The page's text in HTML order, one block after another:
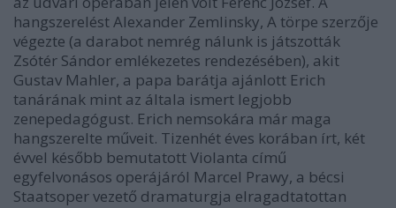
hangszerelést Alexander Zemlinsky, A törpe szerzője
végezte (a darabot nemrég nálunk is játszották
Zsótér Sándor emlékezetes rendezésében), akit
Gustav Mahler, a papa barátja ajánlott Erich
tanárának mint az általa ismert legjobb
zenepedagógust. Erich nemsokára már maga
hangszerelte műveit. Tizenhét éves korában írt, két
évvel később bemutatott Violanta című
egyfelvonásos operájáról Marcel Prawy, a bécsi
Staatsoper vezető dramaturgja elragadtatottan